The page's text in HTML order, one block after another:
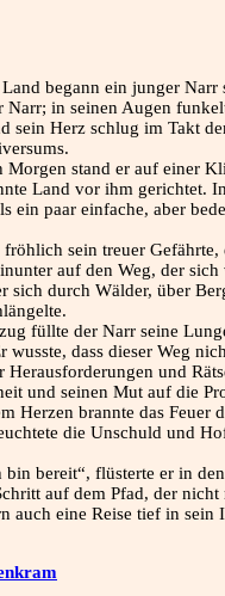
begann ein junger Narr
in seinen Augen
sein Herz schlug im Takt
Morgen stand er auf einer
Land vor ihm gerichtet.
ein paar einfache, aber
fröhlich sein treuer
auf den Weg, der
sich durch Wälder, über
füllte der Narr seine
wusste, dass dieser Weg
Herausforderungen und
und seinen Mut auf die
Herzen brannte das Feuer
die Unschuld und
bin bereit“, flüsterte er in
auf dem Pfad, der nicht
auch eine Reise tief in sein